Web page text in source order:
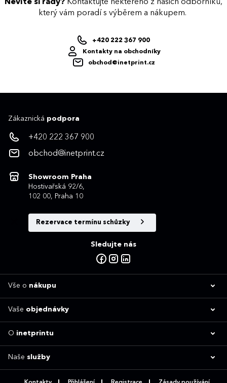
Nevíte si rady? Kontaktujte některého z našich odborníků,
který vám poradí s výběrem a nákupem.
+420 222 367 900
Kontakty na obchodníky
obchod@inetprint.cz
Zákaznická podpora
+420 222 367 900
obchod@inetprint.cz
Showroom Praha
Hostivařská 92/6,
102 00, Praha 10
Rezervace termínu schůzky
Sledujte nás
Vše o nákupu
Vaše objednávky
O inetprintu
Naše služby